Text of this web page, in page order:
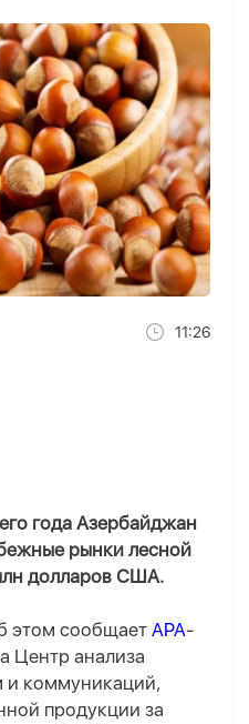
11:26
года Азербайджан
рынки лесной
долларов США.
этом сообщает APA-
Центр анализа
и коммуникаций,
продукции за